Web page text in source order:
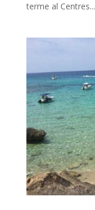
terme al Centres...